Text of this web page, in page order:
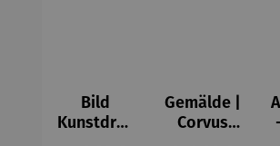
Bild
Kunstdruc
Gemälde |
Corvus